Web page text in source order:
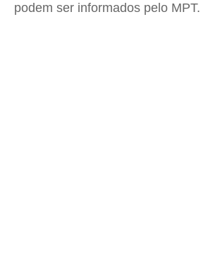
podem ser informados pelo MPT.